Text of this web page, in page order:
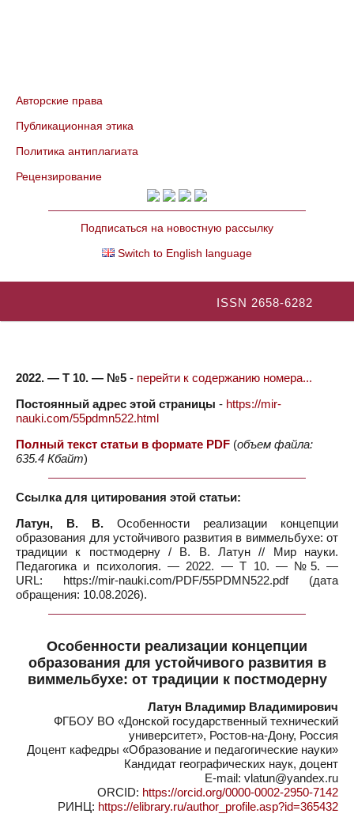
Авторские права
Публикационная этика
Политика антиплагиата
Рецензирование
Подписаться на новостную рассылку
Switch to English language
ISSN 2658-6282
2022. — Т 10. — №5 - перейти к содержанию номера...
Постоянный адрес этой страницы - https://mir-
nauki.com/55pdmn522.html
Полный текст статьи в формате PDF (объем файла:
635.4 Кбайт)
Ссылка для цитирования этой статьи:
Латун, В. В. Особенности реализации концепции
образования для устойчивого развития в виммельбухе: от
традиции к постмодерну / В. В. Латун // Мир науки.
Педагогика и психология. — 2022. — Т 10. — №5. —
URL: https://mir-nauki.com/PDF/55PDMN522.pdf (дата
обращения: 10.08.2026).
Особенности реализации концепции
образования для устойчивого развития в
виммельбухе: от традиции к постмодерну
Латун Владимир Владимирович
ФГБОУ ВО «Донской государственный технический
университет», Ростов-на-Дону, Россия
Доцент кафедры «Образование и педагогические науки»
Кандидат географических наук, доцент
E-mail: vlatun@yandex.ru
ORCID: https://orcid.org/0000-0002-2950-7142
РИНЦ: https://elibrary.ru/author_profile.asp?id=365432